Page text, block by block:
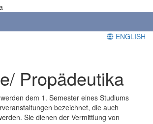
ENGLISH
Propädeutika
dem 1. Semester eines Studiums
bezeichnet, die auch
Sie dienen der Vermittlung von